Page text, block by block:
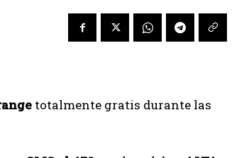
totalmente gratis durante las